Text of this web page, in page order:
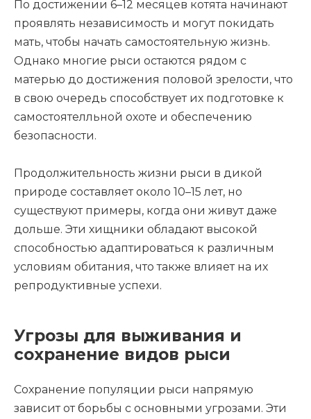
По достижении 6–12 месяцев котята начинают
проявлять независимость и могут покидать
мать, чтобы начать самостоятельную жизнь.
Однако многие рыси остаются рядом с
матерью до достижения половой зрелости, что
в свою очередь способствует их подготовке к
самостоятелльной охоте и обеспечению
безопасности.
Продолжительность жизни рыси в дикой
природе составляет около 10–15 лет, но
существуют примеры, когда они живут даже
дольше. Эти хищники обладают высокой
способностью адаптироваться к различным
условиям обитания, что также влияет на их
репродуктивные успехи.
Угрозы для выживания и
сохранение видов рыси
Сохранение популяции рыси напрямую
зависит от борьбы с основными угрозами. Эти